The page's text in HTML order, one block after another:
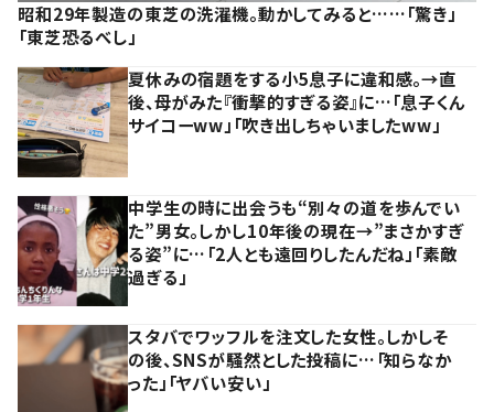
昭和29年製造の東芝の洗濯機。動かしてみると……「驚き」
「東芝恐るべし」
夏休みの宿題をする小5息子に違和感。→直
後、母がみた『衝撃的すぎる姿』に…「息子くん
サイコーww」「吹き出しちゃいましたww」
中学生の時に出会うも“別々の道を歩んでい
た”男女。しかし10年後の現在→”まさかすぎ
る姿”に…「2人とも遠回りしたんだね」「素敵
過ぎる」
スタバでワッフルを注文した女性。しかしそ
の後、SNSが騒然とした投稿に…「知らなか
った」「ヤバい安い」